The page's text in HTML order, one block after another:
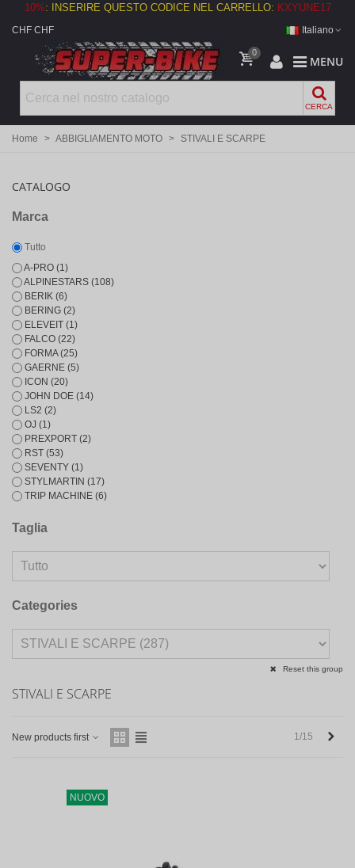
10%: INSERIRE QUESTO CODICE NEL CARRELLO: KXYUNE17
CHF CHF Italiano
0
MENU
CERCA
Home > ABBIGLIAMENTO MOTO > STIVALI E SCARPE
CATALOGO
Marca
Tutto
A-PRO (1)
ALPINESTARS (108)
BERIK (6)
BERING (2)
ELEVEIT (1)
FALCO (22)
FORMA(25)
GAERNE (5)
ICON (20)
JOHN DOE (14)
LS2 (2)
OJ (1)
PREXPORT (2)
RST (53)
SEVENTY (1)
STYLMARTIN (17)
TRIP MACHINE (6)
Taglia
Categories
Reset this group
STIVALI E SCARPE
New products first 1/15
NUOVO